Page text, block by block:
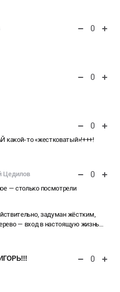
0
0
0
какой-то «жестковатый»!+++!
Цедилов 0
— столько посмотрели
задуман жёстким,
— вход в настоящую жизнь…
0